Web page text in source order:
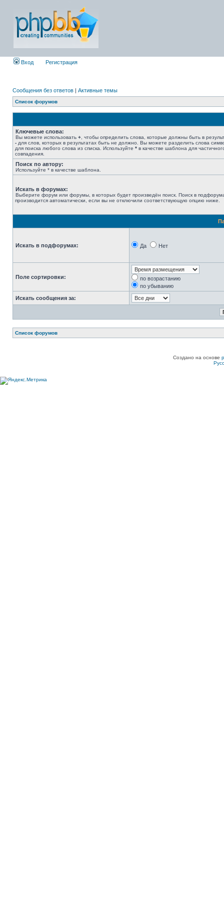
Вход Регистрация
Сообщения без ответов | Активные темы
Список форумов
Ключевые слова:
Вы можете использовать + , чтобы определить слова, которые должны быть в
- для слов, которых в результатах быть не должно. Вы можете разделить слова
для поиска любого слова из списка. Используйте * в качестве шаблона для
совпадения.
Поиск по автору:
Используйте * в качестве шаблона.
Искать в форумах:
Выберите форум или форумы, в которых будет произведён поиск. Поиск в
производится автоматически, если вы не отключили соответствующую опцию ниже.
Искать в подфорумах: Да Нет
Поле сортировки:
по возрастанию
по убыванию
Искать сообщения за:
Список форумов
Создано на основе